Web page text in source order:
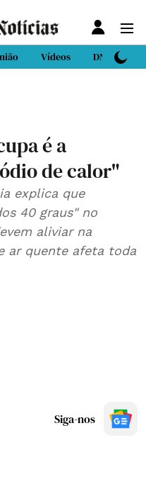
Vídeos DN Sport
é a
de calor"
explica que
40 graus" no
aliviar na
ar quente afeta toda
Siga-nos